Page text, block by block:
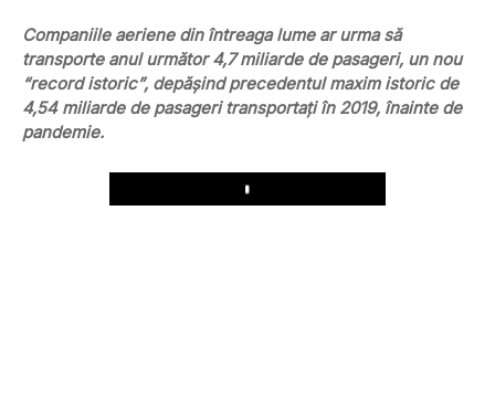
Companiile aeriene din întreaga lume ar urma să
transporte anul următor 4,7 miliarde de pasageri, un nou
“record istoric”, depăşind precedentul maxim istoric de
4,54 miliarde de pasageri transportaţi în 2019, înainte de
pandemie.
Play